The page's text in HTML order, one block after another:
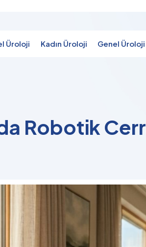
Üroloji Kadın Üroloji Genel Üroloji
Robotik